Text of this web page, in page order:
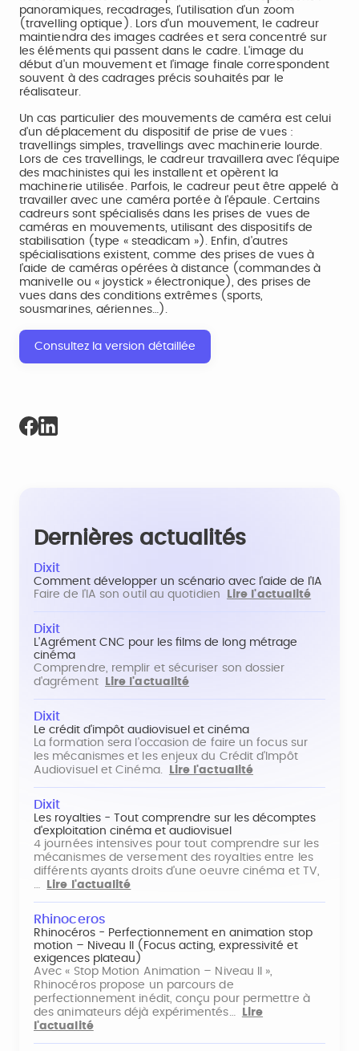
panoramiques, recadrages, l'utilisation d'un zoom
(travelling optique). Lors d'un mouvement, le cadreur
maintiendra des images cadrées et sera concentré sur
les éléments qui passent dans le cadre. L'image du
début d'un mouvement et l'image finale correspondent
souvent à des cadrages précis souhaités par le
réalisateur.
Un cas particulier des mouvements de caméra est celui
d'un déplacement du dispositif de prise de vues :
travellings simples, travellings avec machinerie lourde.
Lors de ces travellings, le cadreur travaillera avec l'équipe
des machinistes qui les installent et opèrent la
machinerie utilisée. Parfois, le cadreur peut être appelé à
travailler avec une caméra portée à l'épaule. Certains
cadreurs sont spécialisés dans les prises de vues de
caméras en mouvements, utilisant des dispositifs de
stabilisation (type « steadicam »). Enfin, d'autres
spécialisations existent, comme des prises de vues à
l'aide de caméras opérées à distance (commandes à
manivelle ou « joystick » électronique), des prises de
vues dans des conditions extrêmes (sports,
sousmarines, aériennes…).
Consultez la version détaillée
Dernières actualités
Dixit
Comment développer un scénario avec l'aide de l'IA
Faire de l'IA son outil au quotidien
Lire l'actualité
Dixit
L'Agrément CNC pour les films de long métrage
cinéma
Comprendre, remplir et sécuriser son dossier
d'agrément
Lire l'actualité
Dixit
Le crédit d'impôt audiovisuel et cinéma
La formation sera l'occasion de faire un focus sur
les mécanismes et les enjeux du Crédit d'Impôt
Audiovisuel et Cinéma.
Lire l'actualité
Dixit
Les royalties - Tout comprendre sur les décomptes
d'exploitation cinéma et audiovisuel
4 journées intensives pour tout comprendre sur les
mécanismes de versement des royalties entre les
différents ayants droits d'une oeuvre cinéma et TV,
…
Lire l'actualité
Rhinoceros
Rhinocéros - Perfectionnement en animation stop
motion – Niveau II (Focus acting, expressivité et
exigences plateau)
Avec « Stop Motion Animation – Niveau II »,
Rhinocéros propose un parcours de
perfectionnement inédit, conçu pour permettre à
des animateurs déjà expérimentés…
Lire
l'actualité